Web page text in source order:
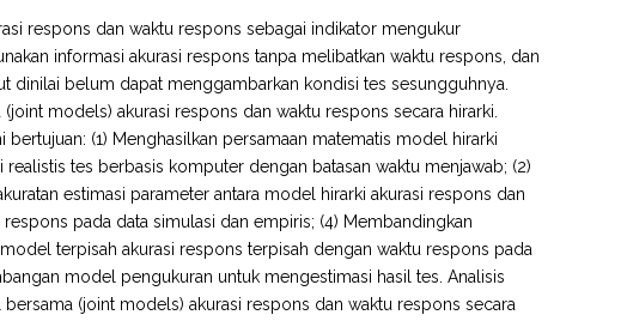
respons dan waktu respons sebagai indikator mengukur
informasi akurasi respons tanpa melibatkan waktu respons, dan
dinilai belum dapat menggambarkan kondisi tes sesungguhnya.
models) akurasi respons dan waktu respons secara hirarki.
(1) Menghasilkan persamaan matematis model hirarki
tes berbasis komputer dengan batasan waktu menjawab; (2)
estimasi parameter antara model hirarki akurasi respons dan
pada data simulasi dan empiris; (4) Membandingkan
terpisah akurasi respons terpisah dengan waktu respons pada
model pengukuran untuk mengestimasi hasil tes. Analisis
(joint models) akurasi respons dan waktu respons secara